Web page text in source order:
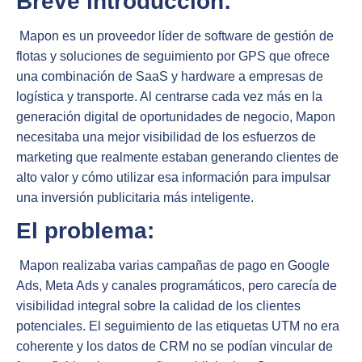
Mapon es un proveedor líder de software de gestión de
flotas y soluciones de seguimiento por GPS que ofrece
una combinación de SaaS y hardware a empresas de
logística y transporte. Al centrarse cada vez más en la
generación digital de oportunidades de negocio, Mapon
necesitaba una mejor visibilidad de los esfuerzos de
marketing que realmente estaban generando clientes de
alto valor y cómo utilizar esa información para impulsar
una inversión publicitaria más inteligente.
El problema:
Mapon realizaba varias campañas de pago en Google
Ads, Meta Ads y canales programáticos, pero carecía de
visibilidad integral sobre la calidad de los clientes
potenciales. El seguimiento de las etiquetas UTM no era
coherente y los datos de CRM no se podían vincular de